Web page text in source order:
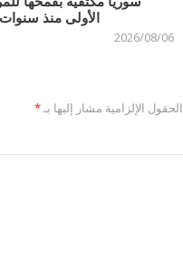
الأولى منذ
2026/08/06
الحقول الإلزامية مشار إليها بـ*